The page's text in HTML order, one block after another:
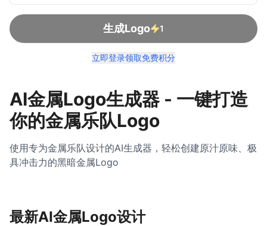
生成Logo 1
立即登录领取免费积分
AI金属Logo生成器 - 一键打造
你的金属乐队Logo
使用专为金属乐队设计的AI生成器，轻松创建原汁原味、极
具冲击力的黑暗金属Logo
最新AI金属Logo设计